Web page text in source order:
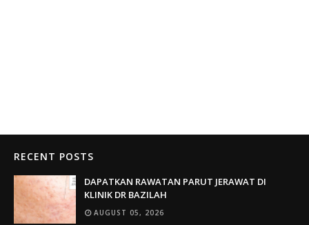
RECENT POSTS
DAPATKAN RAWATAN PARUT JERAWAT DI
KLINIK DR BAZILAH
AUGUST 05, 2026